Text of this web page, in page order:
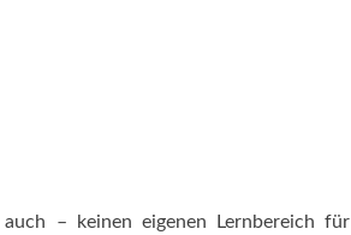
– keinen eigenen Lernbereich für